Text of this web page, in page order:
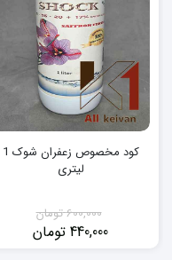
کود مخصوص زعفران شوک 1
لیتری
600,000تومان
قیمت
440,000 تومان
قیمت